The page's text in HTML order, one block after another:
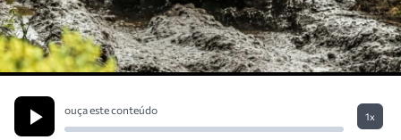
ouça este conteúdo
1x